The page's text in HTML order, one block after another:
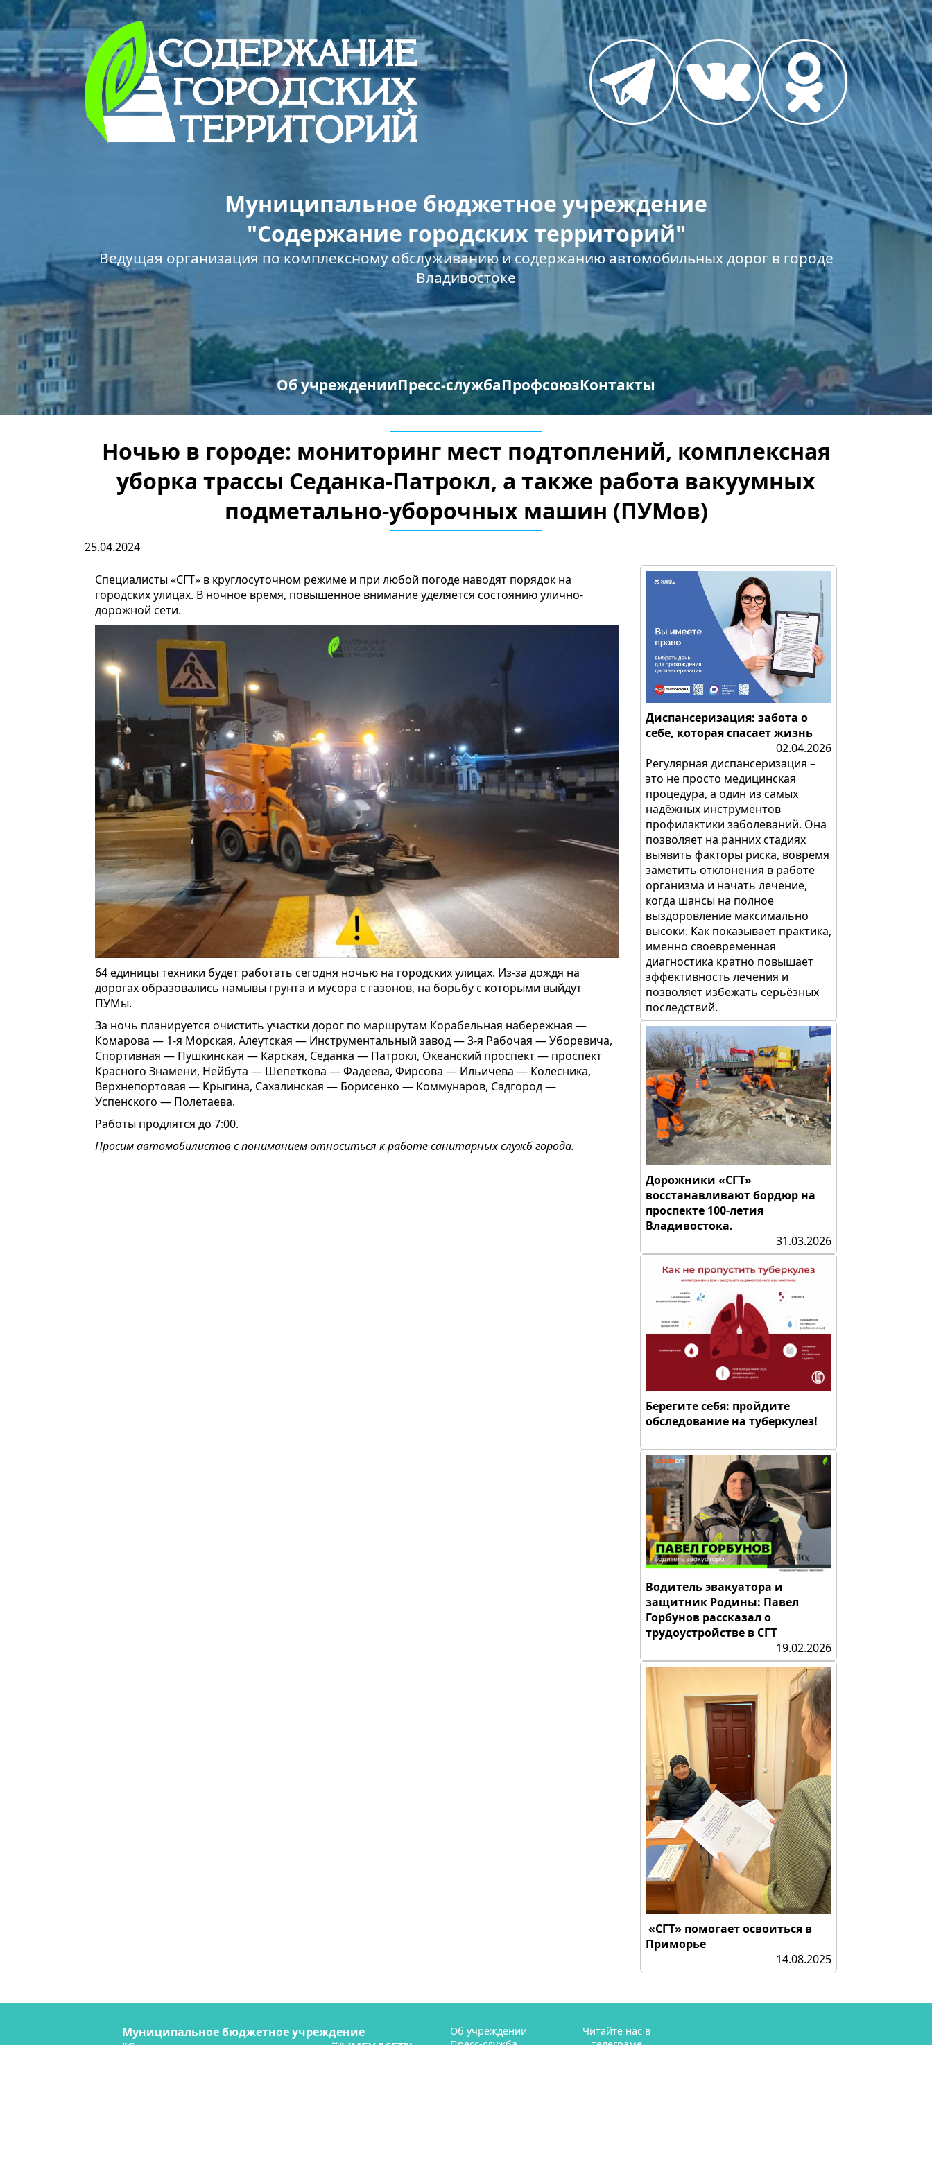
Муниципальное бюджетное учреждение
"Содержание городских территорий"
Ведущая организация по комплексному обслуживанию и содержанию автомобильных дорог в городе
Владивостоке
Об учрежденииПресс-службаПрофсоюзКонтакты
Ночью в городе: мониторинг мест подтоплений, комплексная
уборка трассы Седанка-Патрокл, а также работа вакуумных
подметально-уборочных машин (ПУМов)
25.04.2024
Специалисты «СГТ» в круглосуточном режиме и при любой погоде наводят порядок на
городских улицах. В ночное время, повышенное внимание уделяется состоянию улично-
дорожной сети.
64 единицы техники будет работать сегодня ночью на городских улицах. Из-за дождя на
дорогах образовались намывы грунта и мусора с газонов, на борьбу с которыми выйдут
ПУМы.
За ночь планируется очистить участки дорог по маршрутам Корабельная набережная —
Комарова — 1-я Морская, Алеутская — Инструментальный завод — 3-я Рабочая — Уборевича,
Спортивная — Пушкинская — Карская, Седанка — Патрокл, Океанский проспект — проспект
Красного Знамени, Нейбута — Шепеткова — Фадеева, Фирсова — Ильичева — Колесника,
Верхнепортовая — Крыгина, Сахалинская — Борисенко — Коммунаров, Садгород —
Успенского — Полетаева.
Работы продлятся до 7:00.
Просим автомобилистов с пониманием относиться к работе санитарных служб города.
Диспансеризация: забота о
себе, которая спасает жизнь
02.04.2026
Регулярная диспансеризация –
это не просто медицинская
процедура, а один из самых
надёжных инструментов
профилактики заболеваний. Она
позволяет на ранних стадиях
выявить факторы риска, вовремя
заметить отклонения в работе
организма и начать лечение,
когда шансы на полное
выздоровление максимально
высоки. Как показывает практика,
именно своевременная
диагностика кратно повышает
эффективность лечения и
позволяет избежать серьёзных
последствий.
Дорожники «СГТ»
восстанавливают бордюр на
проспекте 100-летия
Владивостока.
31.03.2026
Берегите себя: пройдите
обследование на туберкулез!
Водитель эвакуатора и
защитник Родины: Павел
Горбунов рассказал о
трудоустройстве в СГТ
19.02.2026
«СГТ» помогает освоиться в
Приморье
14.08.2025
Муниципальное бюджетное учреждение
"Содержание городских территорий" (МБУ "СГТ")
Об учреждении
Пресс-служба
Читайте нас в
телеграме